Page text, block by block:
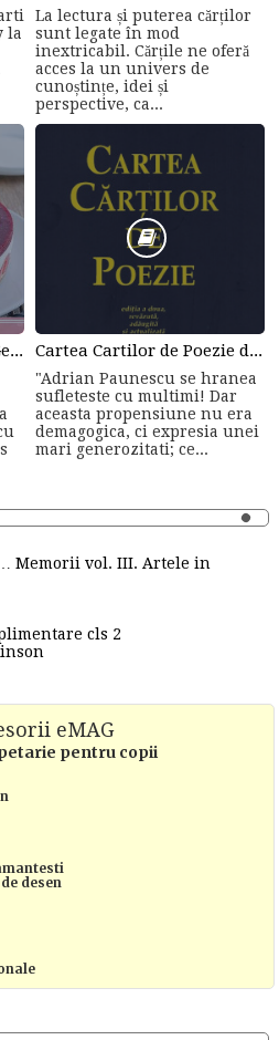
la
La lectura și puterea cărților
sunt legate în mod
inextricabil. Cărțile ne oferă
acces la un univers de
cunoștințe, idei și
perspective, ca...
Jamila Cuisine scrisa de Geanina Staicu-Avram Cartea Cartilor de Poezie de Adrian Paunescu
"Adrian Paunescu se hranea
sufleteste cu multimi! Dar
aceasta propensiune nu era
demagogica, ci expresia unei
mari generozitati; ce...
Memorii vol. III. Artele in
cls 2
eMAG
pentru copii
desen